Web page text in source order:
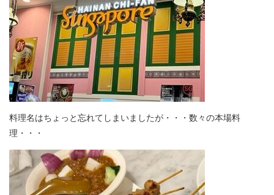
料理名はちょっと忘れてしまいましたが・・・数々の本場料
理・・・